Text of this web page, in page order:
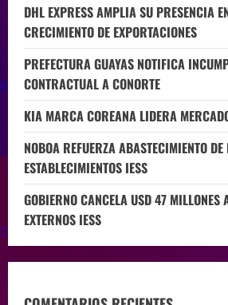
DHL EXPRESS AMPLIA SU PRESENCIA
CRECIMIENTO DE EXPORTACIONES
PREFECTURA GUAYAS NOTIFICA
CONTRACTUAL A CONORTE
KIA MARCA COREANA LIDERA
NOBOA REFUERZA ABASTECIMIENTO
ESTABLECIMIENTOS IESS
GOBIERNO CANCELA USD 47 MILLONES
EXTERNOS IESS